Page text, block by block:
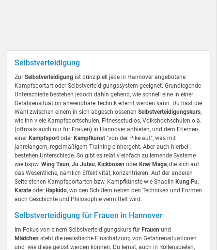
Selbstverteidigung
Zur Selbstverteidigung ist prinzipiell jede in Hannover angebotene
Kampfsportart oder Selbstverteidigungssystem geeignet. Grundlegende
Unterschiede bestehen jedoch dahin gehend, wie schnell eine in einer
Gefahrensituation anwendbare Technik erlernt werden kann. Du hast die
Wahl zwischen einem in sich abgeschlossenen Selbstverteidigungskurs,
wie ihn viele Kampfsportschulen, Fitnessstudios, Volkshochschulen o.ä.
(oftmals auch nur für Frauen) in Hannover anbieten, und dem Erlernen
einer Kampfsport oder Kampfkunst "von der Pike auf", was mit
jahrelangem, regelmäßigem Training einhergeht. Aber auch hierbei
bestehen Unterschiede. So gibt es relativ einfach zu lernende Systeme
wie bspw. Wing Tsun, Ju Jutsu, Kickboxen oder Krav Maga, die sich auf
das Wesentliche, nämlich Effektivität, konzentrieren. Auf der anderen
Seite stehen Kampfsportarten bzw. Kampfkünste wie Shaolin Kung Fu,
Karateoder Hapkido, wo den Schülern neben den Techniken und Formen
auch Geschichte und Philosophie vermittelt wird.
Selbstverteidigung für Frauen in Hannover
Im Fokus von einem Selbstverteidigungskurs für Frauen und
Mädchen steht die realistische Einschätzung von Gefahrensituationen
und wie diese gelöst werden können. Du lernst, auch in Rollenspielen,